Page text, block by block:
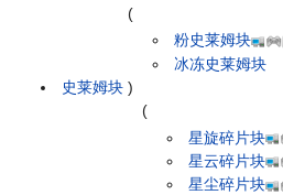
史莱姆块
(
粉史莱姆块
冰冻史莱姆块
)
(
星旋碎片块
星云碎片块
星尘碎片块